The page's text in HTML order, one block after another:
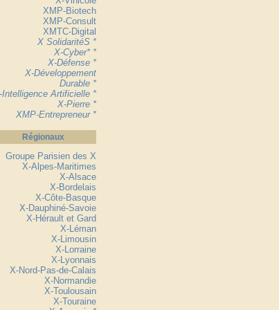
XMP-Biotech
XMP-Consult
XMTC-Digital
X SolidaritéS *
X-Cyber* *
X-Défense *
X-Développement
Durable *
Intelligence Artificielle *
X-Pierre *
XMP-Entrepreneur *
Régionaux
Groupe Parisien des X
X-Alpes-Maritimes
X-Alsace
X-Bordelais
X-Côte-Basque
X-Dauphiné-Savoie
X-Hérault et Gard
X-Léman
X-Limousin
X-Lorraine
X-Lyonnais
X-Nord-Pas-de-Calais
X-Normandie
X-Toulousain
X-Touraine